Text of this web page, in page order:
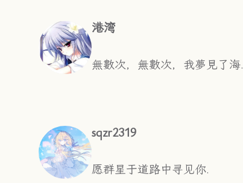
港湾
無數次，無數次，我夢見了海.
sqzr2319
愿群星于道路中寻见你.